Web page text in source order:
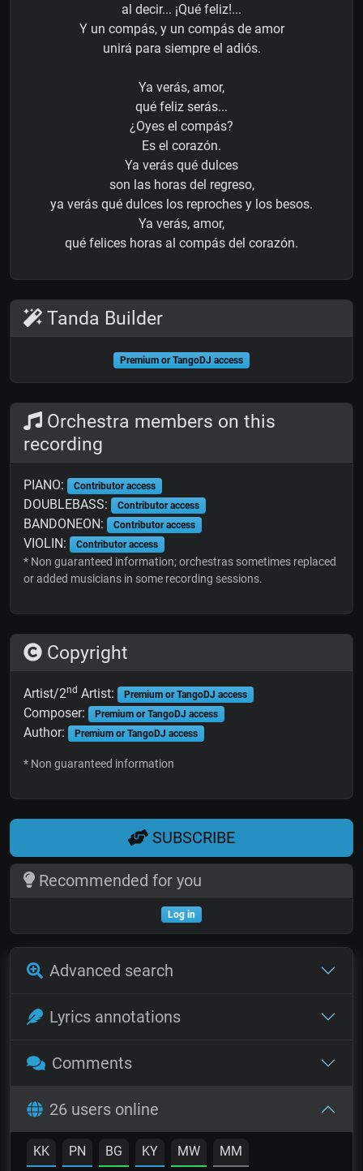
al decir... ¡Qué feliz!...
Y un compás, y un compás de amor
unirá para siempre el adiós.
Ya verás, amor,
qué feliz serás...
¿Oyes el compás?
Es el corazón.
Ya verás qué dulces
son las horas del regreso,
ya verás qué dulces los reproches y los besos.
Ya verás, amor,
qué felices horas al compás del corazón.
Tanda Builder
Premium or TangoDJ access
Orchestra members on this
recording
PIANO: Contributor access
DOUBLEBASS: Contributor access
BANDONEON: Contributor access
VIOLIN: Contributor access
* Non guaranteed information; orchestras sometimes replaced
or added musicians in some recording sessions.
Copyright
Artist/2nd Artist: Premium or TangoDJ access
Composer: Premium or TangoDJ access
Author: Premium or TangoDJ access
* Non guaranteed information
SUBSCRIBE
Recommended for you
Log in
Advanced search
Lyrics annotations
Comments
26 users online
KK PN BG KY MW MM